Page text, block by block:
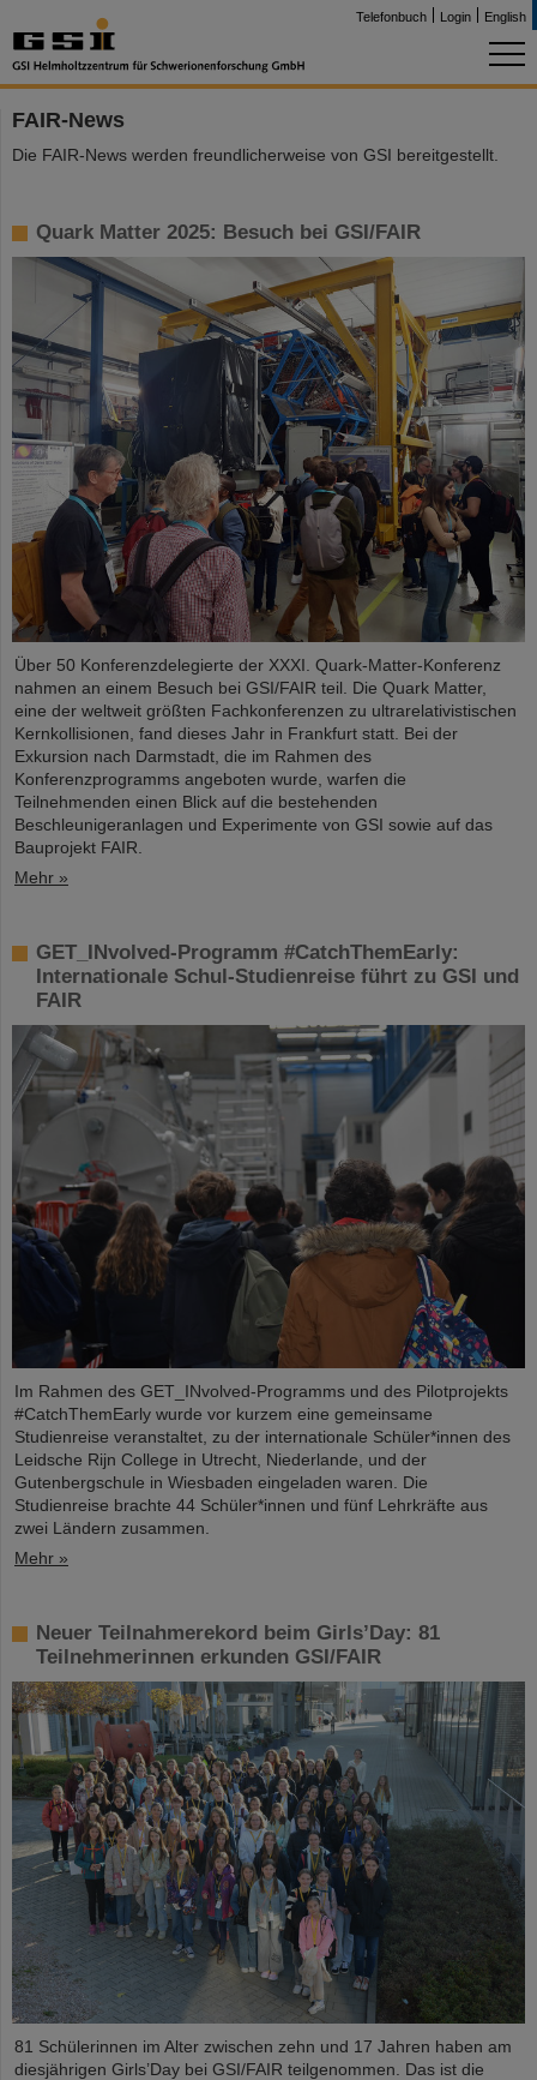
Telefonbuch Login English
FAIR-News
Die FAIR-News werden freundlicherweise von GSI bereitgestellt.
Quark Matter 2025: Besuch bei GSI/FAIR
Über 50 Konferenzdelegierte der XXXI. Quark-Matter-Konferenz
nahmen an einem Besuch bei GSI/FAIR teil. Die Quark Matter,
eine der weltweit größten Fachkonferenzen zu ultrarelativistischen
Kernkollisionen, fand dieses Jahr in Frankfurt statt. Bei der
Exkursion nach Darmstadt, die im Rahmen des
Konferenzprogramms angeboten wurde, warfen die
Teilnehmenden einen Blick auf die bestehenden
Beschleunigeranlagen und Experimente von GSI sowie auf das
Bauprojekt FAIR.
Mehr »
GET_INvolved-Programm #CatchThemEarly:
Internationale Schul-Studienreise führt zu GSI und
FAIR
Im Rahmen des GET_INvolved-Programms und des Pilotprojekts
#CatchThemEarly wurde vor kurzem eine gemeinsame
Studienreise veranstaltet, zu der internationale Schüler*innen des
Leidsche Rijn College in Utrecht, Niederlande, und der
Gutenbergschule in Wiesbaden eingeladen waren. Die
Studienreise brachte 44 Schüler*innen und fünf Lehrkräfte aus
zwei Ländern zusammen.
Mehr »
Neuer Teilnahmerekord beim Girls’Day: 81
Teilnehmerinnen erkunden GSI/FAIR
81 Schülerinnen im Alter zwischen zehn und 17 Jahren haben am
diesjährigen Girls’Day bei GSI/FAIR teilgenommen. Das ist die